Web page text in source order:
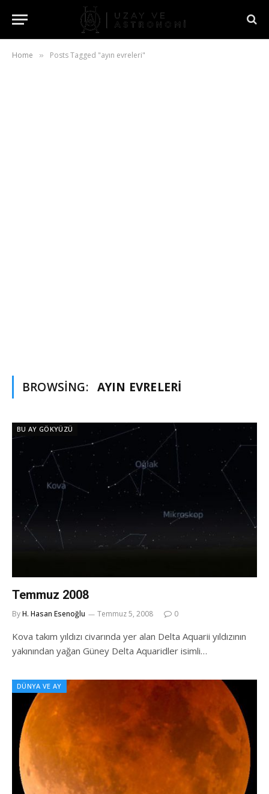
Home » Posts Tagged "ayın evreleri"
BROWSING: AYIN EVRELERI
BU AY GÖKYÜZÜ
Temmuz 2008
ByH. Hasan Esenoğlu Temmuz 5, 2008 0
Kova takım yıldızı civarında yer alan Delta Aquarii yıldızının
yakınından yağan Güney Delta Aquaridler isimli…
DÜNYA VE AY